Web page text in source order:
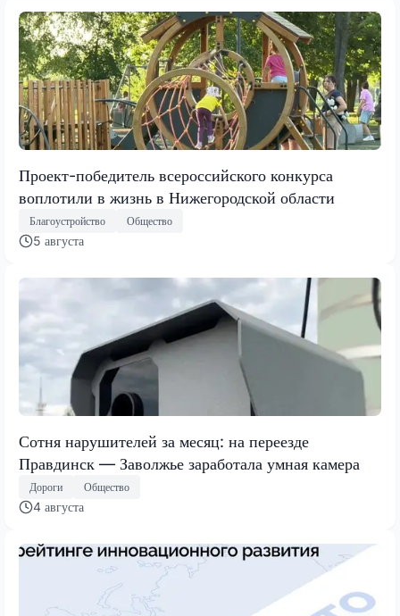
Проект-победитель всероссийского конкурса
воплотили в жизнь в Нижегородской области
Благоустройство Общество
5 августа
Сотня нарушителей за месяц: на переезде
Правдинск — Заволжье заработала умная камера
Дороги Общество
4 августа